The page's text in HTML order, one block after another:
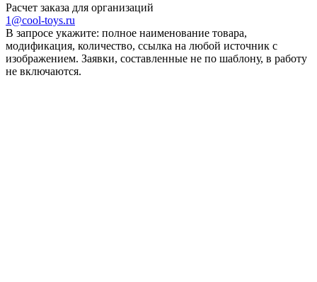
Расчет заказа для организаций
1@cool-toys.ru
В запросе укажите: полное наименование товара,
модификация, количество, ссылка на любой источник с
изображением. Заявки, составленные не по шаблону, в работу
не включаются.